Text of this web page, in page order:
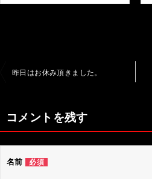
ビ
ゲ
ー
昨日はお休み頂きました。
コメントを残す
名前 必須